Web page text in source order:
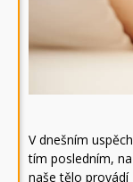
V dnešním
tím posledním,
naše tělo provádí